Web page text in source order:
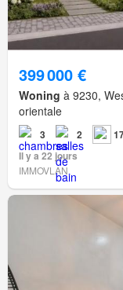
399 000 €
Woning à 9230,
orientale
3 2
Il y a 22 jours
IMMOVLAN